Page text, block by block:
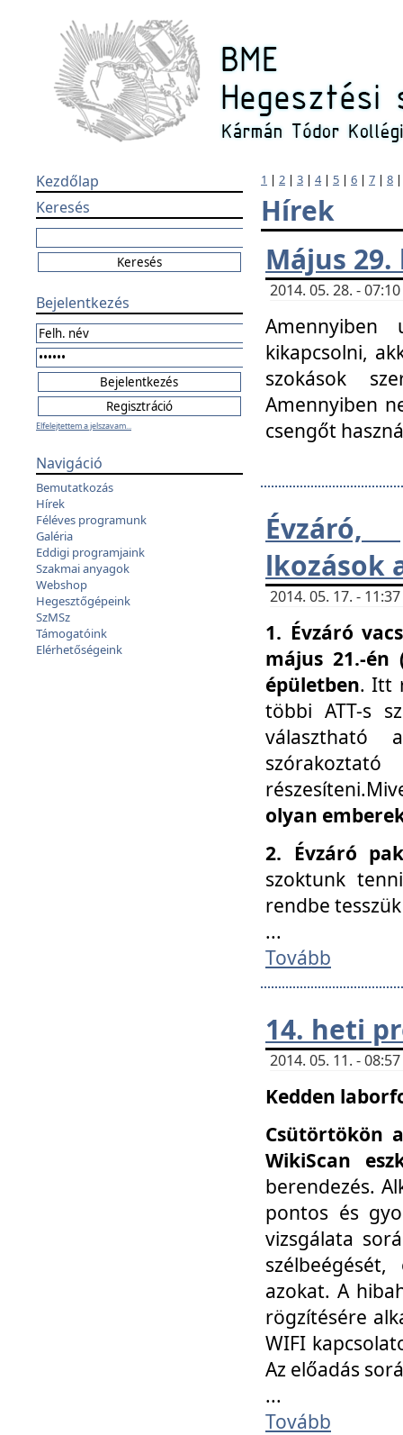
Kezdőlap
Keresés
Bejelentkezés
Elfelejtettem a jelszavam...
Navigáció
Bemutatkozás
Hírek
Féléves programunk
Galéria
Eddigi programjaink
Szakmai anyagok
Webshop
Hegesztőgépeink
SzMSz
Támogatóink
Elérhetőségeink
1 | 2 | 3 | 4| 5 | 6 | 7 | 8
Hírek
Május
2014. 05. 28. -
kikapcsolni,
szokások
Amennyiben
csengőt
Évzáró,
lkozások
2014. 05. 17. -
1. Évzáró
május 21.-én
épületben. Itt
többi ATT-s
választható
olyan
2. Évzáró
szoktunk
rendbe
...
Tovább
14. heti
2014. 05. 11. -
Kedden
Csütörtökön
WikiScan
berendezés.
pontos és
vizsgálata
azokat. A
rögzítésére
WIFI
Az előadás
...
Tovább